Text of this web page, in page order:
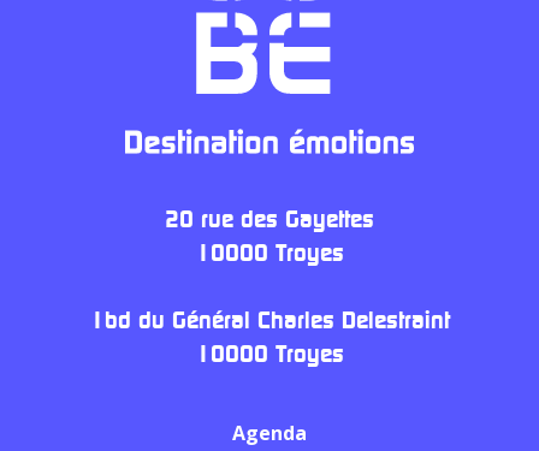
20 rue des Gayettes
10000 Troyes
1bd du Général Charles Delestraint
10000 Troyes
Agenda